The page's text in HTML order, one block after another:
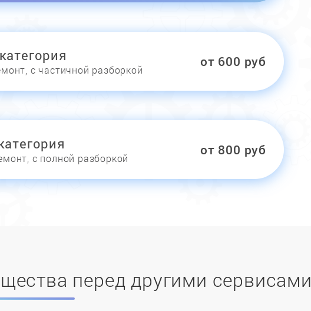
с частичной разборкой
от 600 руб
с полной разборкой
от 800 руб
перед другими сервисами